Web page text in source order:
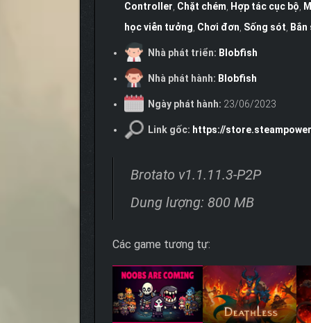
Controller, Chặt chém, Hợp tác cục bộ,
học viễn tưởng, Chơi đơn, Sống sót,
Nhà phát triển: Blobfish
Nhà phát hành: Blobfish
Ngày phát hành: 23/06/2023
Link gốc: https://
Brotato v1.1.11.3-P2P
Dung lượng: 800 MB
Các game tương tự: